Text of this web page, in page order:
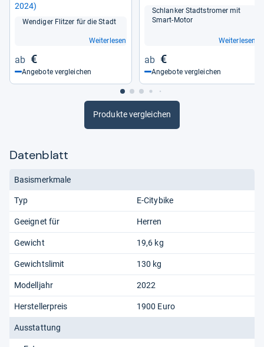
2024)
Wen­di­ger Flit­zer für die Stadt
Weiterlesen
€
Angebote vergleichen
Schlan­ker Stadt­stro­mer mit
Smart-​Motor
Weiterlesen
€
Angebote vergleichen
Produkte vergleichen
Datenblatt
Basismerkmale
Typ E-Citybike
Geeignet für Herren
Gewicht 19,6 kg
Gewichtslimit 130 kg
Modelljahr 2022
Herstellerpreis 1900 Euro
Ausstattung